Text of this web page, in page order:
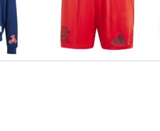
adidas Performance | Herren
Fußballshorts Heimshorts FC
BAYERN MÜNCHEN 24/25
25,00 €
45,00 €